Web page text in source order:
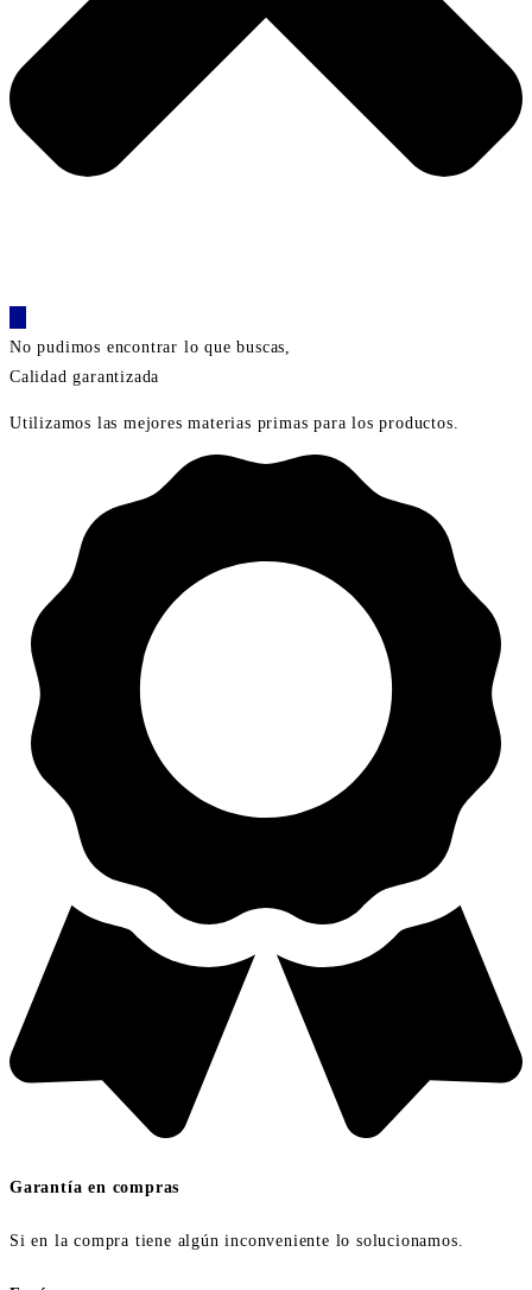
No pudimos encontrar lo que buscas,
Calidad garantizada
Utilizamos las mejores materias primas para los productos.
Garantía en compras
Si en la compra tiene algún inconveniente lo solucionamos.